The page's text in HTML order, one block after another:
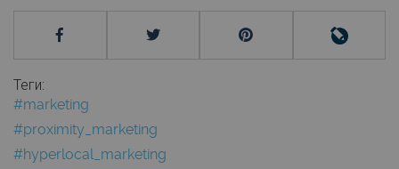
Теги:
#marketing
#proximity_marketing
#hyperlocal_marketing